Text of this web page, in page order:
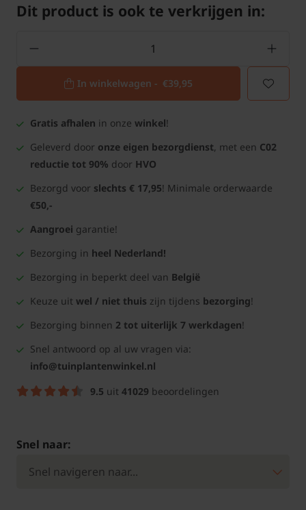
Dit product is ook te verkrijgen in:
In winkelwagen - €39,95
Gratis afhalen in onze winkel!
Geleverd door onze eigen bezorgdienst, met een C02
reductie tot 90% door HVO
Bezorgd voor slechts € 17,95! Minimale orderwaarde
€50,-
Aangroei garantie!
Bezorging in heel Nederland!
Bezorging in beperkt deel van België
Keuze uit wel / niet thuis zijn tijdens bezorging!
Bezorging binnen 2 tot uiterlijk 7 werkdagen!
Snel antwoord op al uw vragen via:
info@tuinplantenwinkel.nl
9.5 uit 41029 beoordelingen
Snel naar: